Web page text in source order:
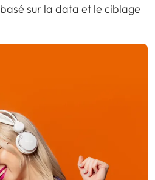
basé sur la data et le ciblage